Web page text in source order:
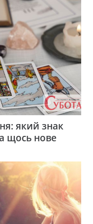
який знак
щось нове